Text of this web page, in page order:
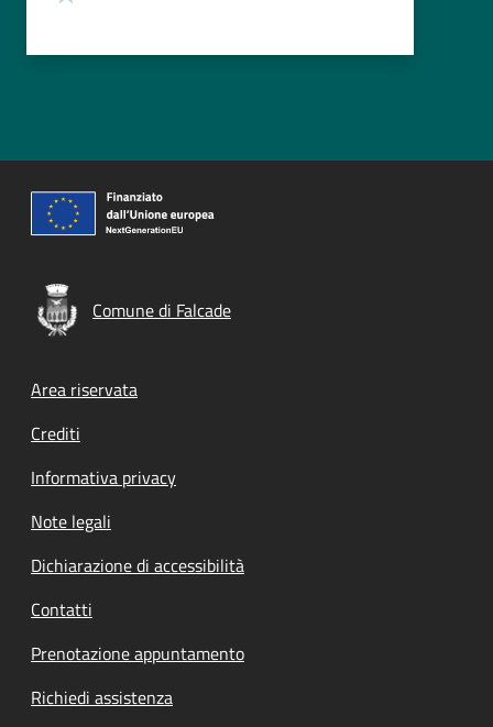
Comune di Falcade
Footer menu
Area riservata
Crediti
Informativa privacy
Note legali
Dichiarazione di accessibilità
Contatti
Prenotazione appuntamento
Richiedi assistenza